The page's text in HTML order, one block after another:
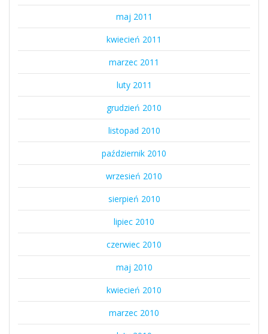
maj 2011
kwiecień 2011
marzec 2011
luty 2011
grudzień 2010
listopad 2010
październik 2010
wrzesień 2010
sierpień 2010
lipiec 2010
czerwiec 2010
maj 2010
kwiecień 2010
marzec 2010